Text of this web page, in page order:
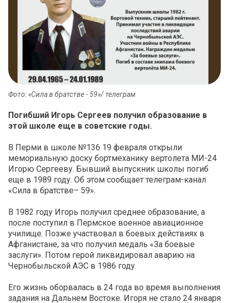
Фото: «Сила в братстве - 59»‎/ телеграм
Погибший Игорь Сергеев получил образование в
этой школе еще в советские годы.
В Перми в школе №136 19 февраля открыли
мемориальную доску бортмеханику вертолета МИ-24
Игорю Сергееву. Бывший выпускник школы погиб
еще в 1989 году. Об этом сообщает телеграм-канал
«Сила в братстве– 59».
В 1982 году Игорь получил среднее образование, а
после поступил в Пермское военное авиационное
училище. Позже участвовал в боевых действиях в
Афганистане, за что получил медаль «За боевые
заслуги». Потом герой ликвидировал аварию на
Чернобыльской АЭС в 1986 году.
Его жизнь оборвалась в 24 года во время выполнения
задания на Дальнем Востоке. Игоря не стало 24 января